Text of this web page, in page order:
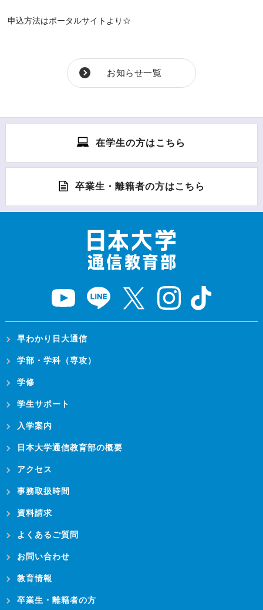
申込方法はポータルサイトより☆
お知らせ一覧
在学生の方はこちら
卒業生・離籍者の方はこちら
早わかり日大通信
学部・学科（専攻）
学修
学生サポート
入学案内
日本大学通信教育部の概要
アクセス
事務取扱時間
資料請求
よくあるご質問
お問い合わせ
教育情報
卒業生・離籍者の方